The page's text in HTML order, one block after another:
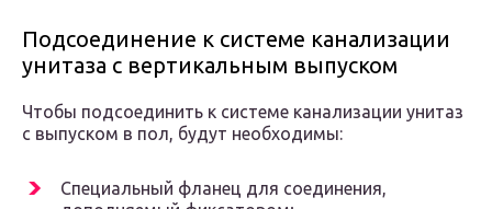
Подсоединение к системе канализации
унитаза с вертикальным выпуском
Чтобы подсоединить к системе канализации унитаз
с выпуском в пол, будут необходимы:
Специальный фланец для соединения,